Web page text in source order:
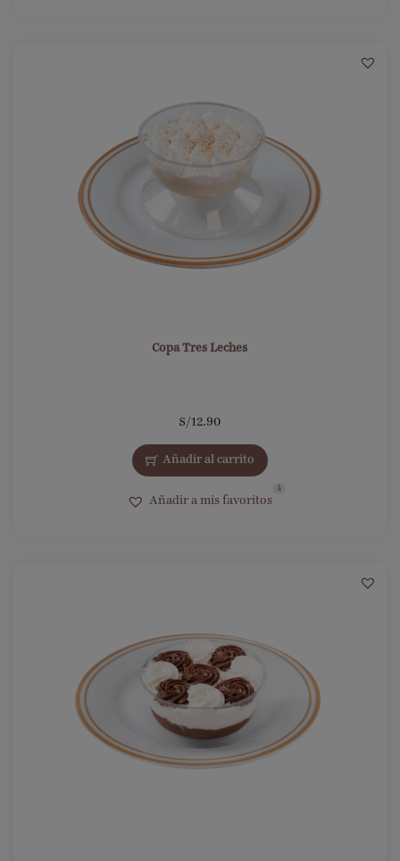
Copa Tres Leches
S/12.90
Añadir al carrito
Añadir a mis favoritos
4